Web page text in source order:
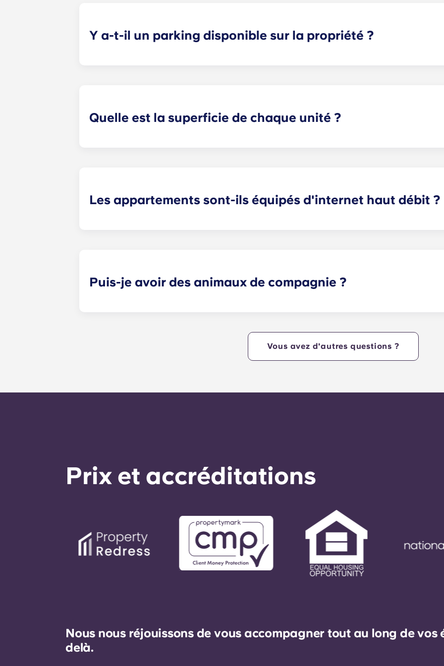
Y a-t-il un parking disponible sur la propriété ?
Quelle est la superficie de chaque unité ?
Les appartements sont-ils équipés d'internet haut débit ?
Puis-je avoir des animaux de compagnie ?
Vous avez d'autres questions ?
Prix ​​et accréditations
Nous nous réjouissons de vous accompagner tout au long de
delà.